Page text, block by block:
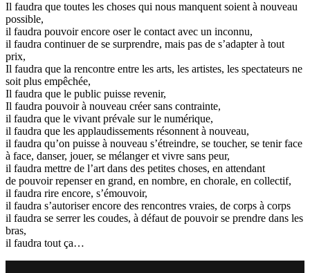
Il faudra que toutes les choses qui nous manquent soient à nouveau
possible,
il faudra pouvoir encore oser le contact avec un inconnu,
il faudra continuer de se surprendre, mais pas de s’adapter à tout
prix,
Il faudra que la rencontre entre les arts, les artistes, les spectateurs ne
soit plus empêchée,
Il faudra que le public puisse revenir,
Il faudra pouvoir à nouveau créer sans contrainte,
il faudra que le vivant prévale sur le numérique,
il faudra que les applaudissements résonnent à nouveau,
il faudra qu’on puisse à nouveau s’étreindre, se toucher, se tenir face
à face, danser, jouer, se mélanger et vivre sans peur,
il faudra mettre de l’art dans des petites choses, en attendant
de pouvoir repenser en grand, en nombre, en chorale, en collectif,
il faudra rire encore, s’émouvoir,
il faudra s’autoriser encore des rencontres vraies, de corps à corps
il faudra se serrer les coudes, à défaut de pouvoir se prendre dans les
bras,
il faudra tout ça…